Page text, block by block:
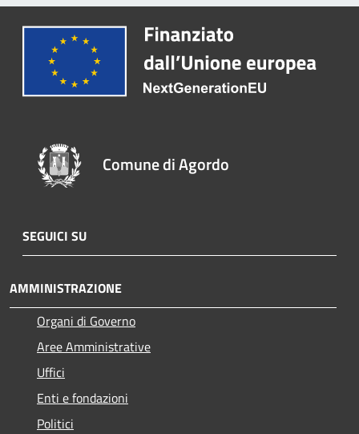
Comune di Agordo
SEGUICI SU
AMMINISTRAZIONE
Organi di Governo
Aree Amministrative
Uffici
Enti e fondazioni
Politici